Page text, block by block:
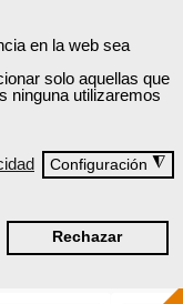
en la web sea
solo aquellas que
ninguna utilizaremos
Configuración ◮
Rechazar